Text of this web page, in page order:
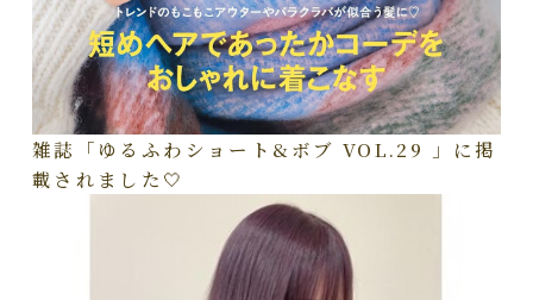
雑誌「ゆるふわショート&ボブ VOL.29 」に掲
載されました🤍